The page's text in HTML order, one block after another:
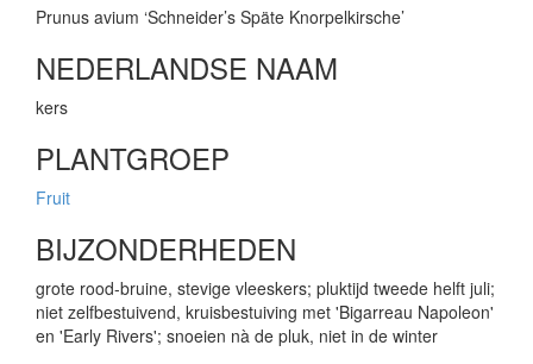
Prunus avium ‘Schneider’s Späte Knorpelkirsche’
NEDERLANDSE NAAM
kers
PLANTGROEP
Fruit
BIJZONDERHEDEN
grote rood-bruine, stevige vleeskers; pluktijd tweede helft juli;
niet zelfbestuivend, kruisbestuiving met 'Bigarreau Napoleon'
en 'Early Rivers'; snoeien nà de pluk, niet in de winter